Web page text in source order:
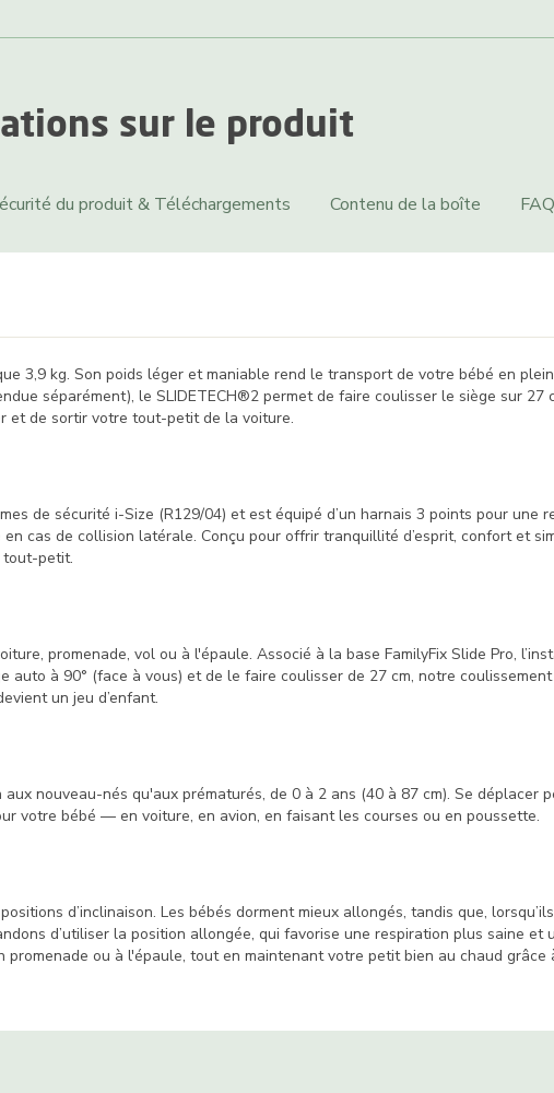
sur le produit
3,9 kg. Son poids léger et maniable rend le transport de votre bébé en
séparément), le SLIDETECH®2 permet de faire coulisser le siège sur 27
et de sortir votre tout-petit de la voiture.
de sécurité i-Size (R129/04) et est équipé d’un harnais 3 points pour une
cas de collision latérale. Conçu pour offrir tranquillité d’esprit, confort et
tout-petit.
promenade, vol ou à l'épaule. Associé à la base FamilyFix Slide Pro,
à 90° (face à vous) et de le faire coulisser de 27 cm, notre
un jeu d’enfant.
nouveau-nés qu'aux prématurés, de 0 à 2 ans (40 à 87 cm). Se déplacer
votre bébé — en voiture, en avion, en faisant les courses ou en poussette.
d’inclinaison. Les bébés dorment mieux allongés, tandis que,
d’utiliser la position allongée, qui favorise une respiration plus saine et
ou à l'épaule, tout en maintenant votre petit bien au chaud
du produit & Téléchargements Contenu de la boîte FAQ